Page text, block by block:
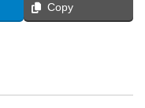
Copy